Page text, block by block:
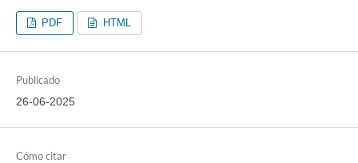
PDF HTML
Publicado
26-06-2025
Cómo citar